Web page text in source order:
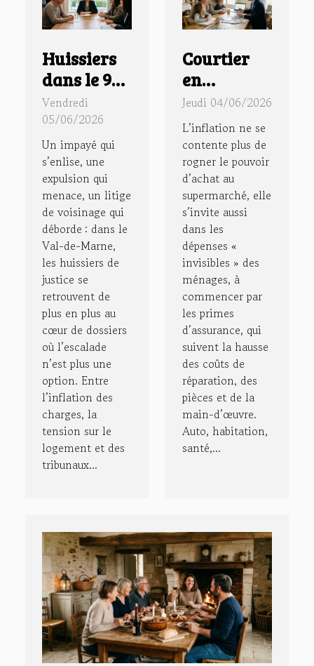
Huissiers
dans le 94 :
quand la
médiation
remplace
le conflit
Vendredi
05/06/2026
Un impayé qui
s’enlise, une
expulsion qui
menace, un litige
de voisinage qui
déborde : dans le
Val-de-Marne,
les huissiers de
justice se
retrouvent de
plus en plus au
cœur de dossiers
où l’escalade
n’est plus une
option. Entre
l’inflation des
charges, la
tension sur le
logement et des
tribunaux...
Courtier
en
assurance :
la nouvelle
boussole
des
familles
face à
l’inflation
Jeudi 04/06/2026
L’inflation ne se
contente plus de
rogner le pouvoir
d’achat au
supermarché, elle
s’invite aussi
dans les
dépenses «
invisibles » des
ménages, à
commencer par
les primes
d’assurance, qui
suivent la hausse
des coûts de
réparation, des
pièces et de la
main-d’œuvre.
Auto, habitation,
santé,...